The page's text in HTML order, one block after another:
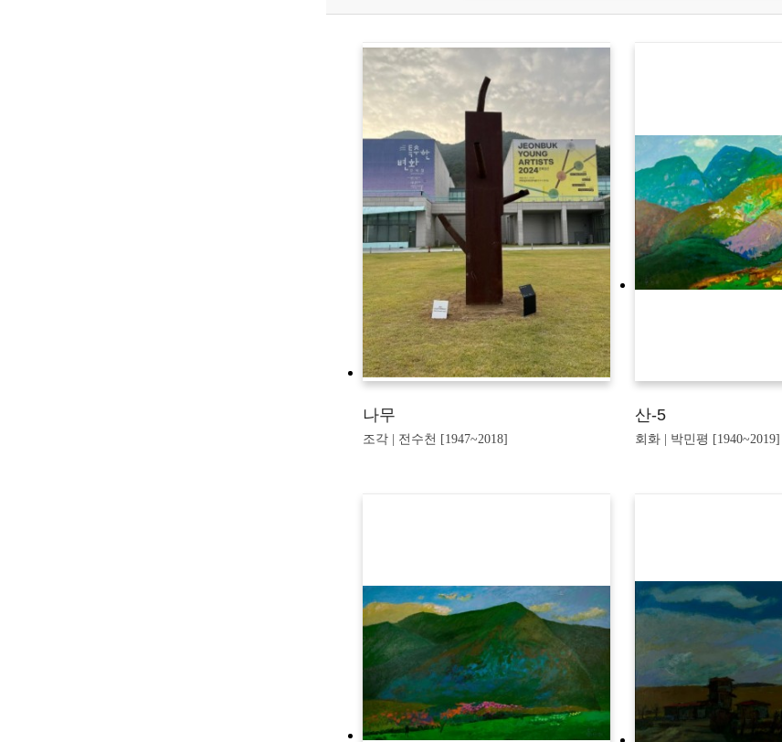
나무
조각 | 전수천 [1947~2018]
산-5
회화 | 박민평 [1940~2019]